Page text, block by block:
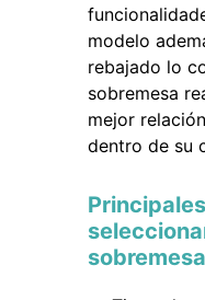
modelo
rebajado lo
sobremesa
mejor
dentro de su